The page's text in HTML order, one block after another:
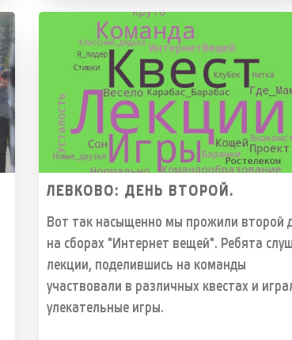
ЛЕВКОВО: ДЕНЬ ВТОРОЙ.
Вот так насыщенно мы прожили второй
на сборах "Интернет вещей". Ребята
лекции, поделившись на команды
участвовали в различных квестах и
улекательные игры.